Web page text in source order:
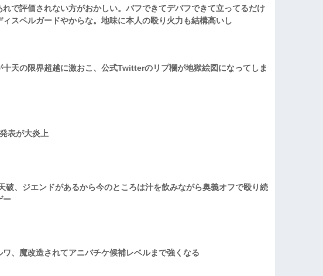
れで評価されない方がおかしい。バフできてデバフできて立ってるだけ
スペルガードやからな。地味に本人の殴り火力も結構高いし
十天の限界超越に激おこ、公式Twitterのリプ欄が地獄絵図になってしま
表が大炎上
破、ジエンドがあるから今のところは汁を飲みながら奥義オフで殴り続
ー
ワ、魔改造されてアニバチケ候補レベルまで強くなる